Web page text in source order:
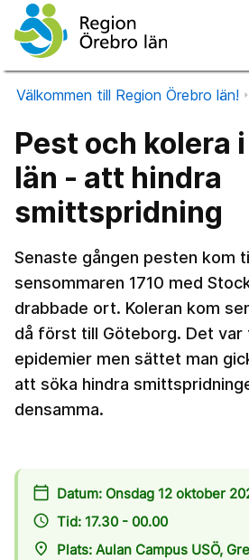
Välkommen till Region Örebro län!
Pest och kolera
län - att hindra
smittspridning
Senaste gången pesten kom
sensommaren 1710 med
drabbade ort. Koleran kom
då först till Göteborg. Det var
epidemier men sättet man
att söka hindra
densamma.
calendar_today Datum: Onsdag 12 oktober
access_time Tid: 17.30 - 00.00
place
Plats: Aulan Campus USÖ,